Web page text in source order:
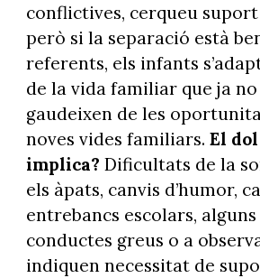
conflictives, cerqueu
però si la separació està
referents, els infants
de la vida familiar que ja
gaudeixen de les
noves vides familiars. El
implica? Dificultats de la
els àpats, canvis d’humor,
entrebancs escolars,
conductes greus o a
indiquen necessitat de